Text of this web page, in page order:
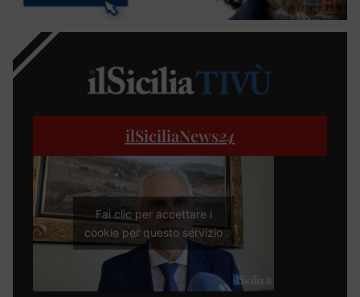
ilSiciliaNews24
Fai clic per accettare i
cookie per questo servizio